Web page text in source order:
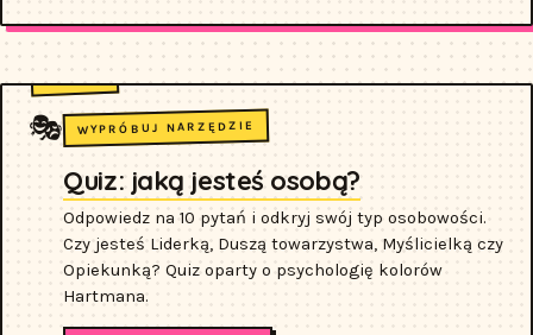
🎭 WYPRÓBUJ NARZĘDZIE
Quiz: jaką jesteś osobą?
Odpowiedz na 10 pytań i odkryj swój typ osobowości.
Czy jesteś Liderką, Duszą towarzystwa, Myślicielką czy
Opiekunką? Quiz oparty o psychologię kolorów
Hartmana.